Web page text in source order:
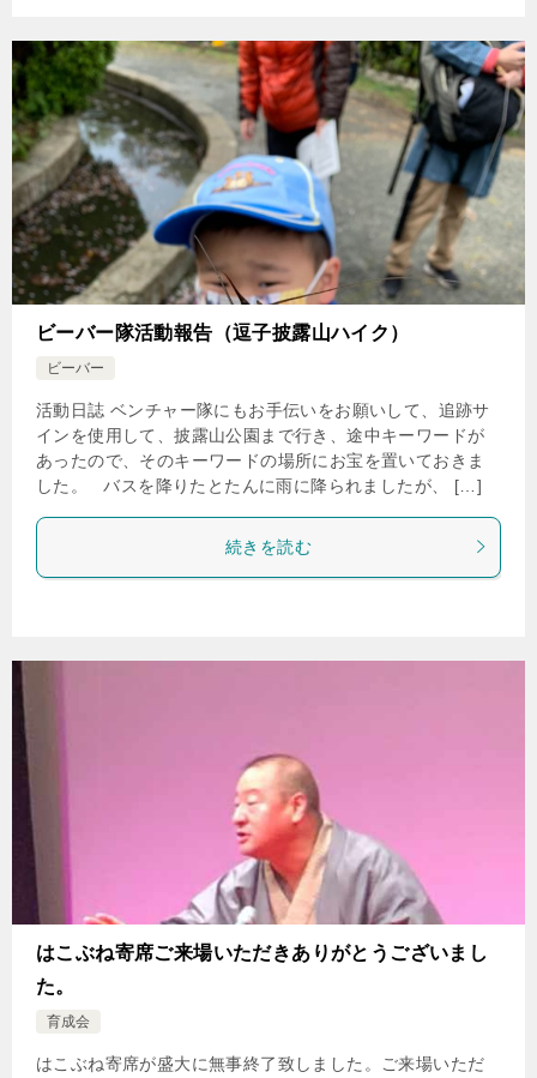
ビーバー隊活動報告（逗子披露山ハイク）
ビーバー
活動日誌 ベンチャー隊にもお手伝いをお願いして、追跡サ
インを使用して、披露山公園まで行き、途中キーワードが
あったので、そのキーワードの場所にお宝を置いておきま
した。 バスを降りたとたんに雨に降られましたが、 […]
続きを読む
はこぶね寄席ご来場いただきありがとうございまし
た。
育成会
はこぶね寄席が盛大に無事終了致しました。ご来場いただ